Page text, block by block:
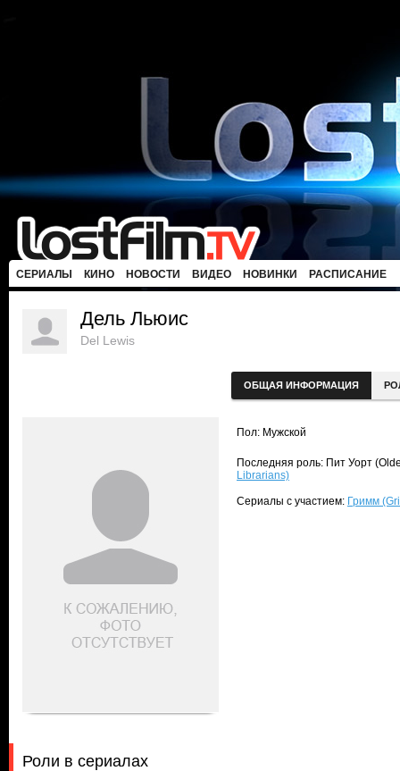
СЕРИАЛЫ КИНО НОВОСТИ ВИДЕО НОВИНКИ РАСПИСАНИЕ
Дель Льюис
Del Lewis
ОБЩАЯ ИНФОРМАЦИЯ
Пол: Мужской
Последняя роль: Пит Уорт
Librarians)
Сериалы с участием: Гримм
Роли в сериалах